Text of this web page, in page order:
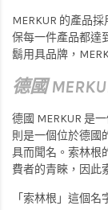
MERKUR 的產品
保每一件產品都達
鬍用具品牌，
德國
德國 MERKUR 是
則是一個位於德國
具而聞名。索林根
費者的青睞，因此
「索林根」這個